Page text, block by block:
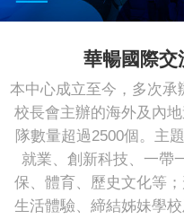
華暢國際交
本中心成立至今，多次承
校長會主辦的海外及內
隊數量超過2500個。主
就業、創新科技、一帶
保、體育、歷史文化等；
生活體驗、締結姊妹學